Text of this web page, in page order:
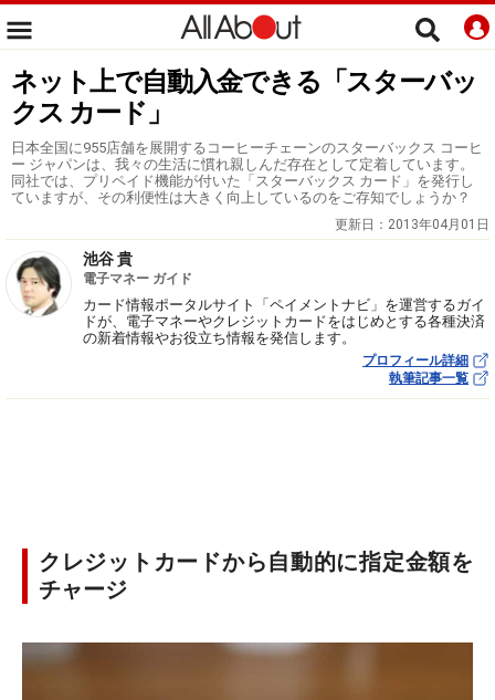
ネット上で自動入金できる「スターバッ
クス カード」
日本全国に955店舗を展開するコーヒーチェーンのスターバックス コーヒ
ー ジャパンは、我々の生活に慣れ親しんだ存在として定着しています。
同社では、プリペイド機能が付いた「スターバックス カード」を発行し
ていますが、その利便性は大きく向上しているのをご存知でしょうか？
更新日： 2013年04月01日
池谷 貴
電子マネー ガイド
カード情報ポータルサイト「ペイメントナビ」を運営するガイ
ドが、電子マネーやクレジットカードをはじめとする各種決済
の新着情報やお役立ち情報を発信します。
プロフィール詳細
執筆記事一覧
クレジットカードから自動的に指定金額を
チャージ